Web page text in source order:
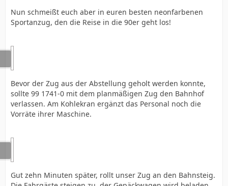
Nun schmeißt euch aber in euren besten neonfarbenen
Sportanzug, den die Reise in die 90er geht los!
Bevor der Zug aus der Abstellung geholt werden konnte,
sollte 99 1741-0 mit dem planmäßigen Zug den Bahnhof
verlassen. Am Kohlekran ergänzt das Personal noch die
Vorräte ihrer Maschine.
Gut zehn Minuten später, rollt unser Zug an den Bahnsteig.